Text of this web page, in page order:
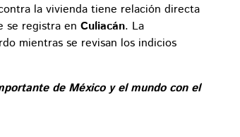
la vivienda tiene relación directa
se registra en Culiacán. La
mientras se revisan los indicios
de México y el mundo con el